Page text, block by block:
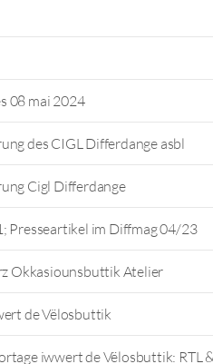
08 mai 2024
des CIGL Differdange asbl
Cigl Differdange
Presseartikel im Diffmag 04/23
Okkasiounsbuttik Atelier
de Vëlosbuttik
iwwert de Vëlosbuttik: RTL